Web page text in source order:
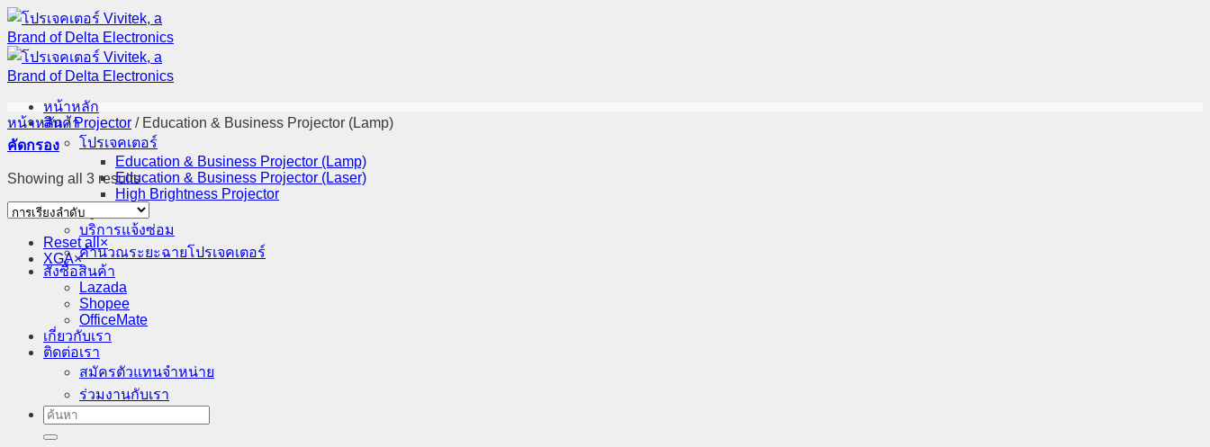
ข้าม
ไป
ยัง
เนื้อหา
หน้าหลัก
สินค้า
โปรเจคเตอร์​
Education & Business Projector (Lamp)
Education & Business Projector (Laser)
High Brightness Projector
บริการลูกค้า
บริการแจ้งซ่อม
คำนวณระยะฉายโปรเจคเตอร์
สั่งซื้อสินค้า
Lazada
Shopee
OfficeMate
เกี่ยวกับเรา
ติดต่อเรา
สมัครตัวแทนจำหน่าย
ร่วมงานกับเรา
ค้นหา:
หน้าหลัก / Projector /Education & Business Projector (Lamp)
คัดกรอง
Showing all 3 results
Reset all ×
XGA×